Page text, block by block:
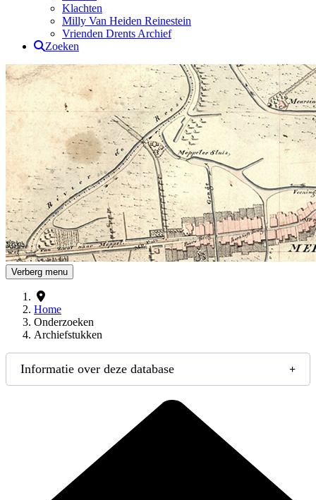
Klachten
Milly Van Heiden Reinestein
Vrienden Drents Archief
Zoeken
Drents Archief
Verberg menu
Home
Onderzoeken
Archiefstukken
Informatie over deze database